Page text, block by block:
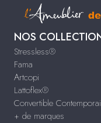
NOS
Stressless®
Fama
Artcopi
Lattoflex®
Convertible
+ de marques